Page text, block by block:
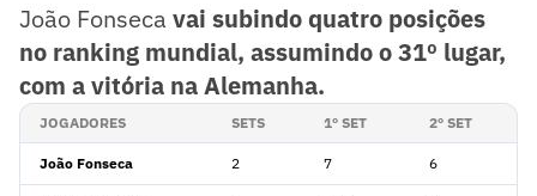
João Fonseca vai subindo quatro posições
no ranking mundial, assumindo o 31º lugar,
com a vitória na Alemanha.
JOGADORES SETS 1º SET 2º SET
João Fonseca 2 7 6